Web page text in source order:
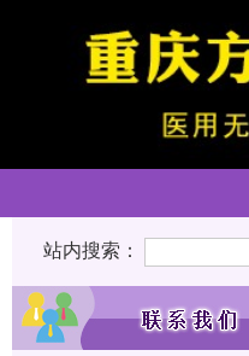
站内搜索：